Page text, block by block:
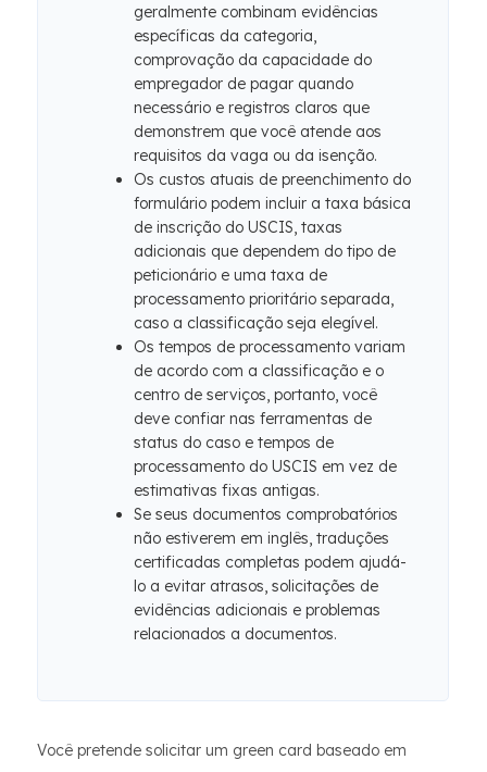
geralmente combinam evidências
específicas da categoria,
comprovação da capacidade do
empregador de pagar quando
necessário e registros claros que
demonstrem que você atende aos
requisitos da vaga ou da isenção.
Os custos atuais de preenchimento do
formulário podem incluir a taxa básica
de inscrição do USCIS, taxas
adicionais que dependem do tipo de
peticionário e uma taxa de
processamento prioritário separada,
caso a classificação seja elegível.
Os tempos de processamento variam
de acordo com a classificação e o
centro de serviços, portanto, você
deve confiar nas ferramentas de
status do caso e tempos de
processamento do USCIS em vez de
estimativas fixas antigas.
Se seus documentos comprobatórios
não estiverem em inglês, traduções
certificadas completas podem ajudá-
lo a evitar atrasos, solicitações de
evidências adicionais e problemas
relacionados a documentos.
Você pretende solicitar um green card baseado em